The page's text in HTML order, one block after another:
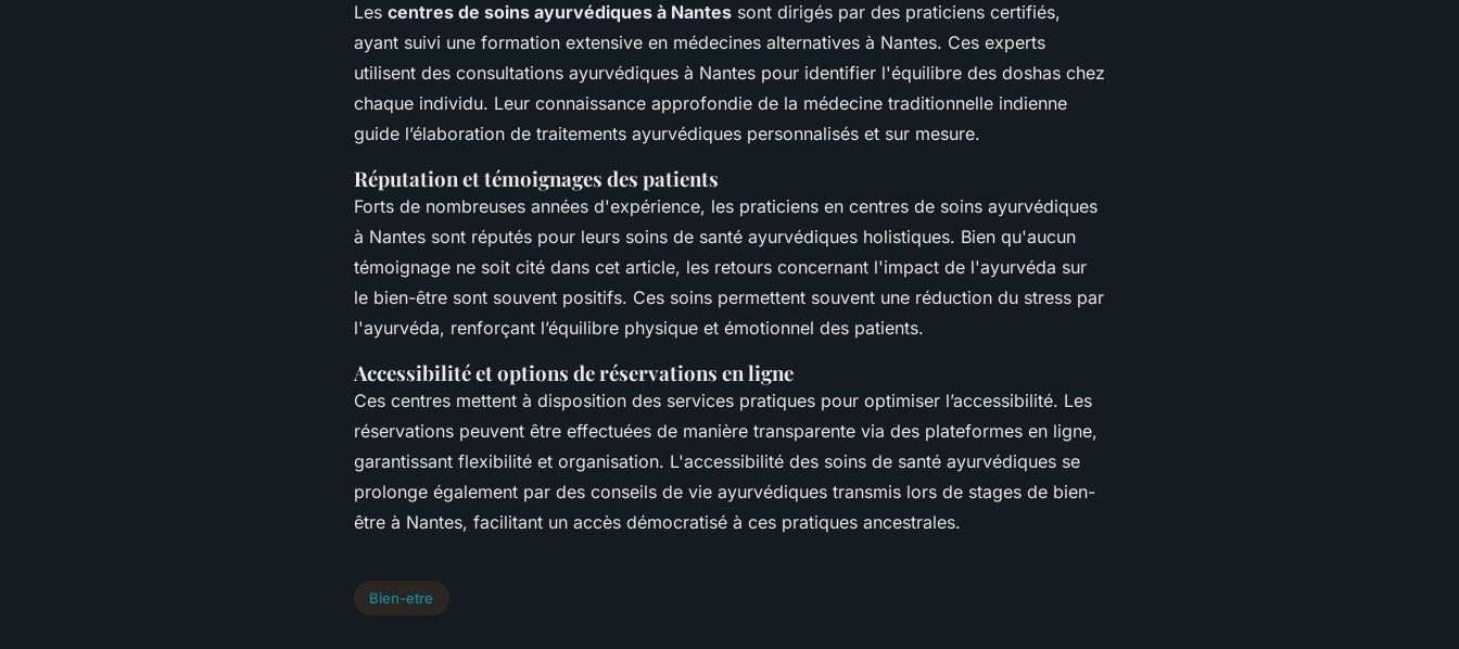
Les centres de soins ayurvédiques à Nantes sont dirigés par des praticiens certifiés,
ayant suivi une formation extensive en médecines alternatives à Nantes. Ces experts
utilisent des consultations ayurvédiques à Nantes pour identifier l'équilibre des doshas chez
chaque individu. Leur connaissance approfondie de la médecine traditionnelle indienne
guide l’élaboration de traitements ayurvédiques personnalisés et sur mesure.
Réputation et témoignages des patients
Forts de nombreuses années d'expérience, les praticiens en centres de soins ayurvédiques
à Nantes sont réputés pour leurs soins de santé ayurvédiques holistiques. Bien qu'aucun
témoignage ne soit cité dans cet article, les retours concernant l'impact de l'ayurvéda sur
le bien-être sont souvent positifs. Ces soins permettent souvent une réduction du stress par
l'ayurvéda, renforçant l’équilibre physique et émotionnel des patients.
Accessibilité et options de réservations en ligne
Ces centres mettent à disposition des services pratiques pour optimiser l’accessibilité. Les
réservations peuvent être effectuées de manière transparente via des plateformes en ligne,
garantissant flexibilité et organisation. L'accessibilité des soins de santé ayurvédiques se
prolonge également par des conseils de vie ayurvédiques transmis lors de stages de bien-
être à Nantes, facilitant un accès démocratisé à ces pratiques ancestrales.
Bien-etre